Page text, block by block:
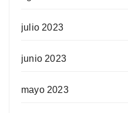
julio 2023
junio 2023
mayo 2023